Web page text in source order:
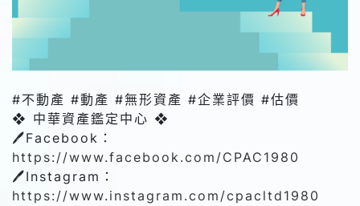
#不動產 #動產 #無形資產 #企業評價 #估價
❖ 中華資產鑑定中心 ❖
🖊️Facebook：
https://www.facebook.com/CPAC1980
🖊️Instagram：
https://www.instagram.com/cpacltd1980